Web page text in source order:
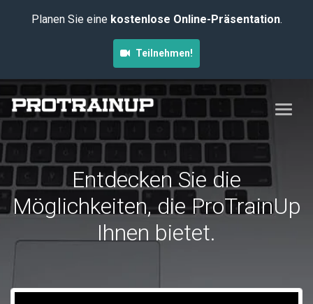
Planen Sie eine kostenlose Online-Präsentation.
Teilnehmen!
Entdecken Sie die
Möglichkeiten, die ProTrainUp
Ihnen bietet.